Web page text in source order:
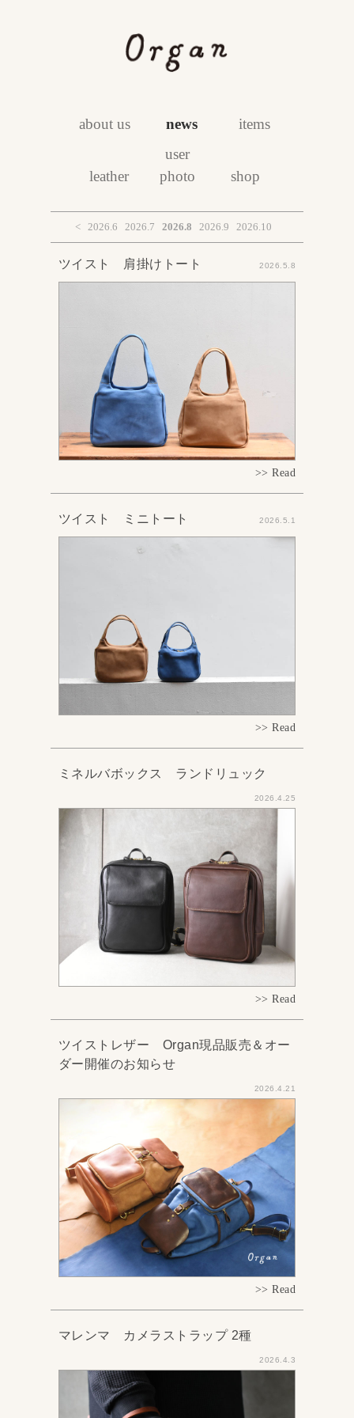
about us news items
leather
user
photo
shop
< 2026.6 2026.7 2026.8 2026.9 2026.10
ツイスト 肩掛けトート 2026.5.8
>> Read
ツイスト ミニトート 2026.5.1
>> Read
ミネルバボックス ランドリュック
2026.4.25
>> Read
ツイストレザー Organ現品販売＆オー
ダー開催のお知らせ
2026.4.21
>> Read
マレンマ カメラストラップ 2種
2026.4.3